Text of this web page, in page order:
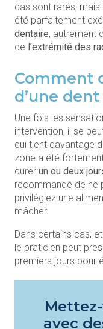
cas sont rares, mais
été parfaitement
dentaire, autrement
de l’extrémité des
Comment
d’une
Une fois les
intervention, il se
qui tient davantage
zone a été
durer un ou deux
recommandé de ne
privilégiez une
mâcher.
Dans certains cas,
le praticien peut
premiers jours pour
avec